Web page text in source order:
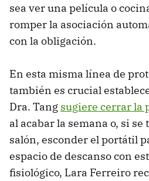
sea ver una película o
romper la asociación
con la obligación.
En esta misma línea de
también es crucial
Dra. Tang sugiere cerrar la
al acabar la semana o, si
salón, esconder el portátil
espacio de descanso con
fisiológico, Lara Ferreiro